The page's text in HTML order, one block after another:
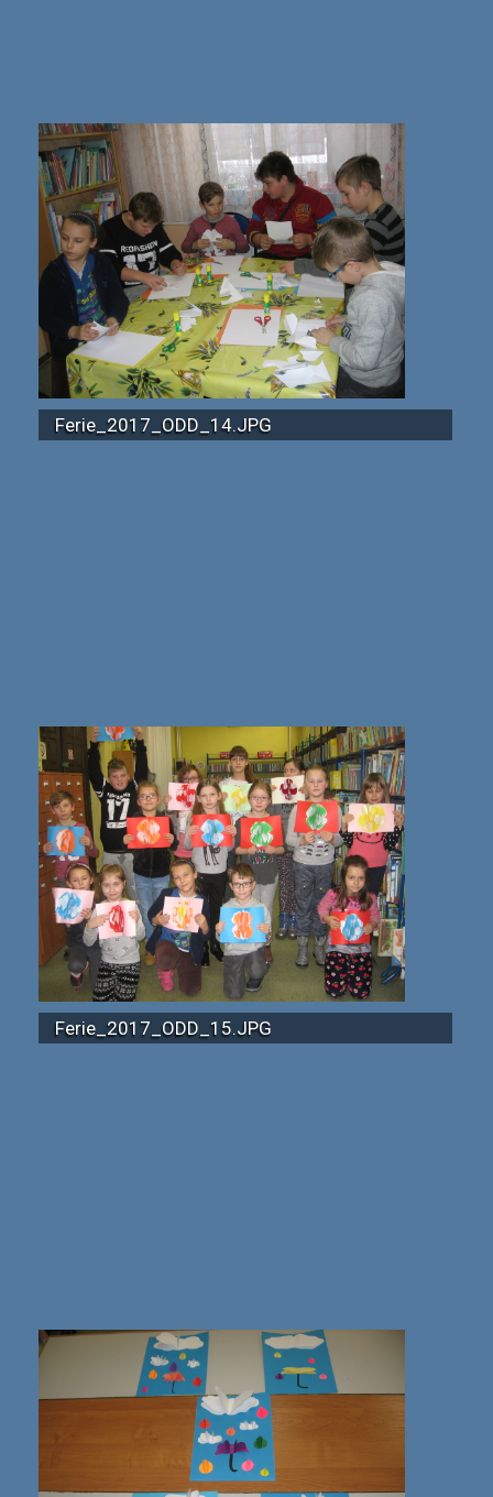
Ferie_2017_ODD_14.JPG
Ferie_2017_ODD_15.JPG